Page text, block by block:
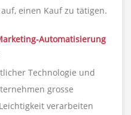
einen Kauf zu tätigen.
Automatisierung
Technologie und
grosse
verarbeiten